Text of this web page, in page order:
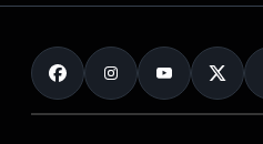
Modelos anteriores
Vender mi vehículo
Promociones eléctricos
Promociones híbridos
Mild hybrid
Promociones Audi Service
Functions on demand
Contacto
Mundo Audi